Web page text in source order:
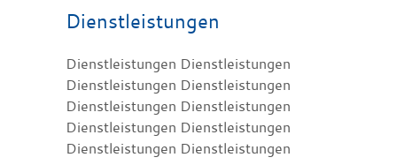
Dienstleistungen
Dienstleistungen Dienstleistungen
Dienstleistungen Dienstleistungen
Dienstleistungen Dienstleistungen
Dienstleistungen Dienstleistungen
Dienstleistungen Dienstleistungen